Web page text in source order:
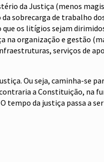
da Justiça (menos
sobrecarga de trabalho
os litígios sejam
na organização e gestão
serviços de
Ou seja, caminha-se
a Constituição, na
da justiça passa a